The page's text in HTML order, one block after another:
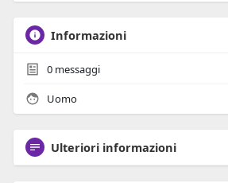
Informazioni
0messaggi
Uomo
Ulteriori informazioni